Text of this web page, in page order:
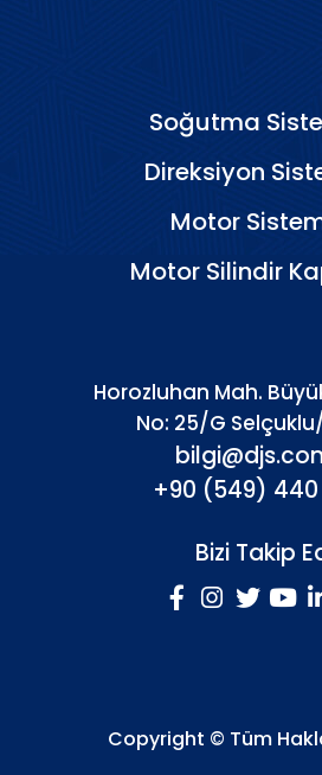
Soğutma
Direksiyon
Motor
Motor Silindir
Horozluhan Mah.
No: 25/G
+90 (549) 440
Bizi Takip
Copyright © Tüm